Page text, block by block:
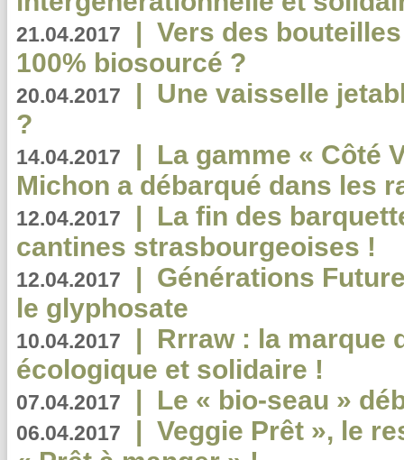
21.04.2017 | Vers des
100% biosourcé ?
20.04.2017 | Une vaisselle
?
14.04.2017 | La gamme « Côté
Michon a débarqué dans les
12.04.2017 | La fin des
cantines strasbourgeoises !
12.04.2017 | Générations
le glyphosate
10.04.2017 | Rrraw : la marque
écologique et solidaire !
07.04.2017 | Le « bio-seau »
06.04.2017 | Veggie Prêt », le